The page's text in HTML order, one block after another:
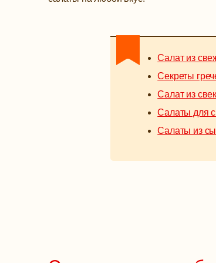
Салат из
Секреты
Салат из
Салаты для
Салаты из